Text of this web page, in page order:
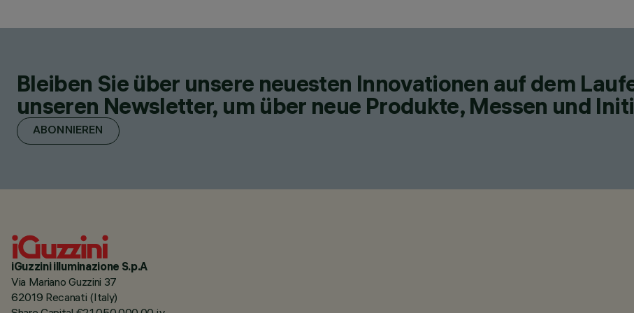
Bleiben Sie über unsere neuesten Innovationen auf dem
unseren Newsletter, um über neue Produkte, Messen und
ABONNIEREN
iGuzzini illuminazione S.p.A
Via Mariano Guzzini 37
62019 Recanati (Italy)